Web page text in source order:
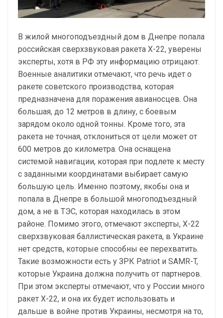
В жилой многоподъездный дом в Днепре попала
российская сверхзвуковая ракета Х-22, уверены
эксперты, хотя в РФ эту информацию отрицают.
Военные аналитики отмечают, что речь идет о
ракете советского производства, которая
предназначена для поражения авианосцев. Она
большая, до 12 метров в длину, с боевым
зарядом около одной тонны. Кроме того, эта
ракета не точная, отклониться от цели может от
600 метров до километра. Она оснащена
системой навигации, которая при подлете к месту
с заданными координатами выбирает самую
большую цель. Именно поэтому, якобы она и
попала в Днепре в большой многоподъездный
дом, а не в ТЭС, которая находилась в этом
районе. Помимо этого, отмечают эксперты, Х-22
сверхзвуковая баллистическая ракета, в Украине
нет средств, которые способны ее перехватить.
Такие возможности есть у ЗРК Patriot и SAMR-T,
которые Украина должна получить от партнеров.
При этом эксперты отмечают, что у России много
ракет Х-22, и она их будет использовать и
дальше в войне против Украины, несмотря на то,